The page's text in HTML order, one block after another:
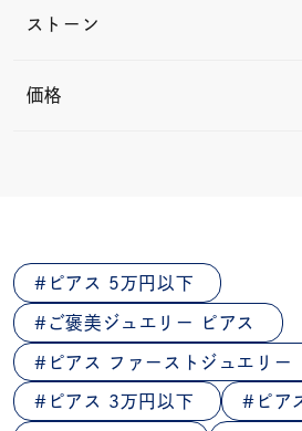
ストーン
価格
ピアス 5万円以下
ご褒美ジュエリー ピアス
ピアス ファーストジュエリー
ピアス 3万円以下 ピア